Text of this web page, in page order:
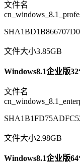
文件名
文件大小3.85GB
Windows8.1企业版
文件名
文件大小2.98GB
Windows8.1企业版